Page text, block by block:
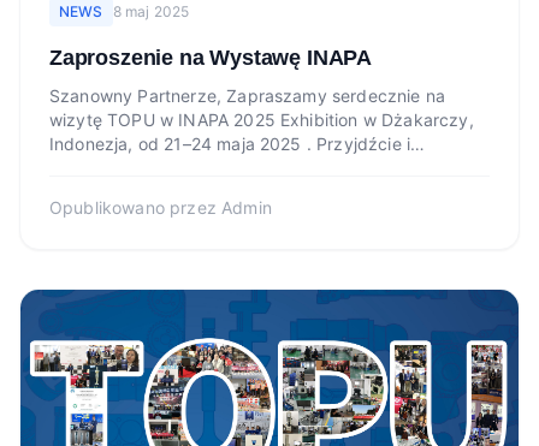
NEWS 8 maj 2025
Zaproszenie na Wystawę INAPA
Szanowny Partnerze, Zapraszamy serdecznie na
wizytę TOPU w INAPA 2025 Exhibition w Dżakarczy,
Indonezja, od 21–24 maja 2025 . Przyjdźcie i
Opublikowano przez Admin